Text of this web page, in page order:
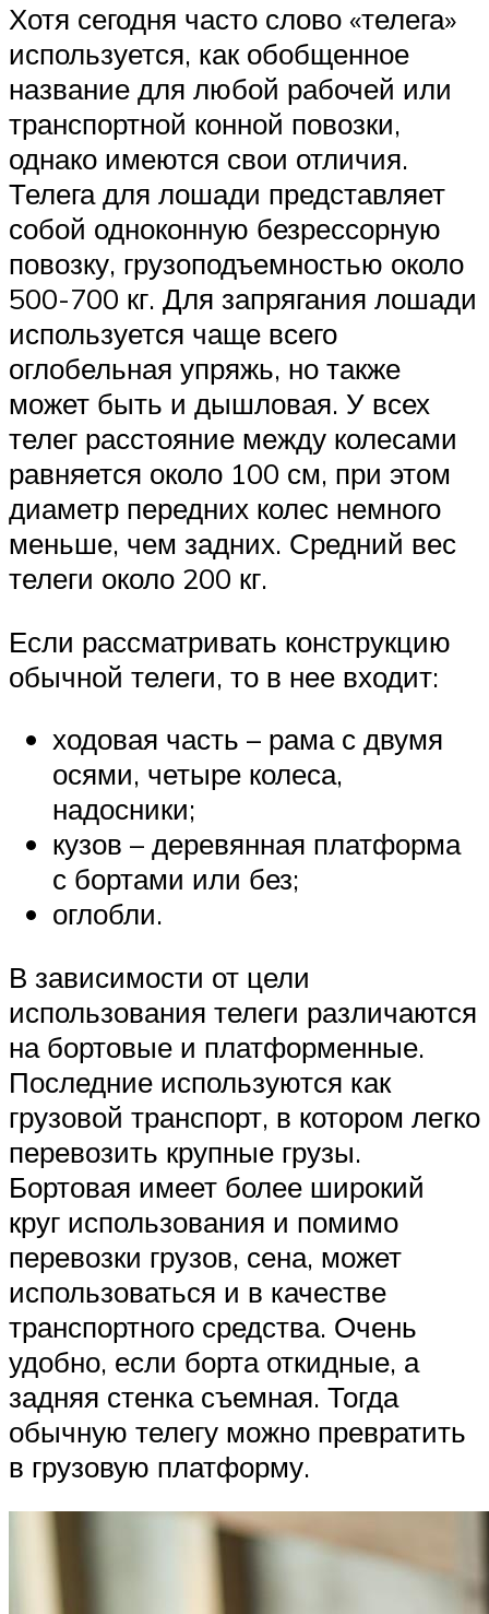
Хотя сегодня часто слово «телега»
используется, как обобщенное
название для любой рабочей или
транспортной конной повозки,
однако имеются свои отличия.
Телега для лошади представляет
собой одноконную безрессорную
повозку, грузоподъемностью около
500-700 кг. Для запрягания лошади
используется чаще всего
оглобельная упряжь, но также
может быть и дышловая. У всех
телег расстояние между колесами
равняется около 100 см, при этом
диаметр передних колес немного
меньше, чем задних. Средний вес
телеги около 200 кг.
Если рассматривать конструкцию
обычной телеги, то в нее входит:
ходовая часть – рама с двумя
осями, четыре колеса,
надосники;
кузов – деревянная платформа
с бортами или без;
оглобли.
В зависимости от цели
использования телеги различаются
на бортовые и платформенные.
Последние используются как
грузовой транспорт, в котором легко
перевозить крупные грузы.
Бортовая имеет более широкий
круг использования и помимо
перевозки грузов, сена, может
использоваться и в качестве
транспортного средства. Очень
удобно, если борта откидные, а
задняя стенка съемная. Тогда
обычную телегу можно превратить
в грузовую платформу.